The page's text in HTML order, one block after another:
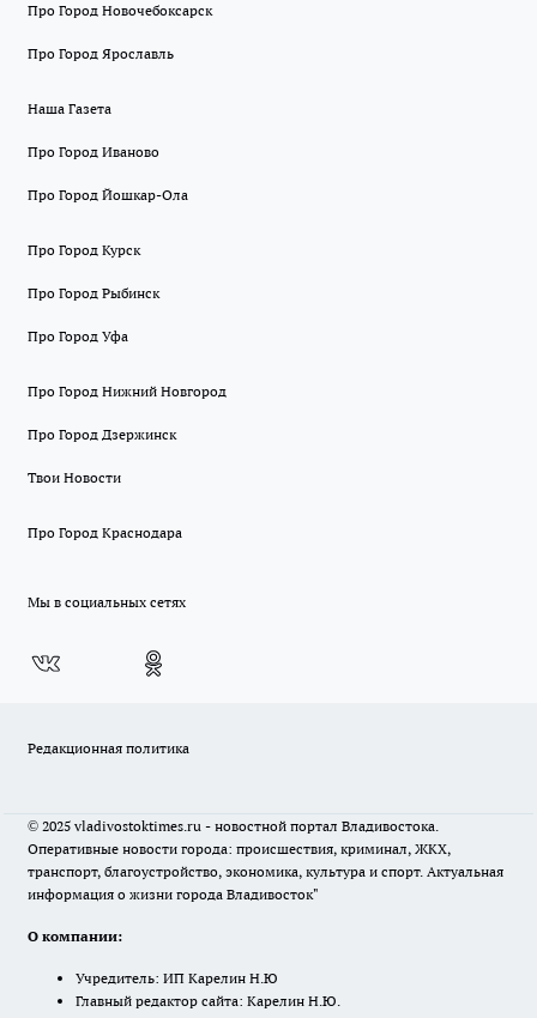
Про Город Новочебоксарск
Про Город Ярославль
Наша Газета
Про Город Иваново
Про Город Йошкар-Ола
Про Город Курск
Про Город Рыбинск
Про Город Уфа
Про Город Нижний Новгород
Про Город Дзержинск
Твои Новости
Про Город Краснодара
Мы в социальных сетях
Редакционная политика
© 2025 vladivostoktimes.ru - новостной портал Владивостока.
Оперативные новости города: происшествия, криминал, ЖКХ,
транспорт, благоустройство, экономика, культура и спорт. Актуальная
информация о жизни города Владивосток"
О компании:
Учредитель: ИП Карелин Н.Ю
Главный редактор сайта: Карелин Н.Ю.